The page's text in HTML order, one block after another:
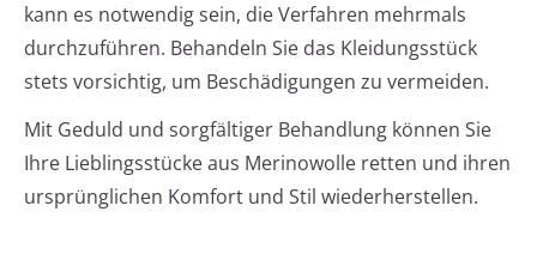
kann es notwendig sein, die Verfahren mehrmals
durchzuführen. Behandeln Sie das Kleidungsstück
stets vorsichtig, um Beschädigungen zu vermeiden.
Mit Geduld und sorgfältiger Behandlung können Sie
Ihre Lieblingsstücke aus Merinowolle retten und ihren
ursprünglichen Komfort und Stil wiederherstellen.